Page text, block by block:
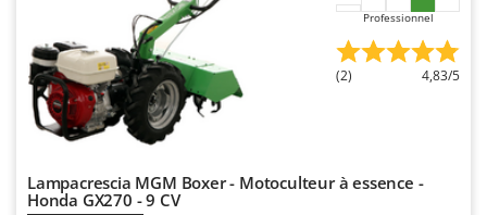
Professionnel
(2) 4,83/5
Lampacrescia MGM Boxer - Motoculteur à essence -
Honda GX270 - 9 CV